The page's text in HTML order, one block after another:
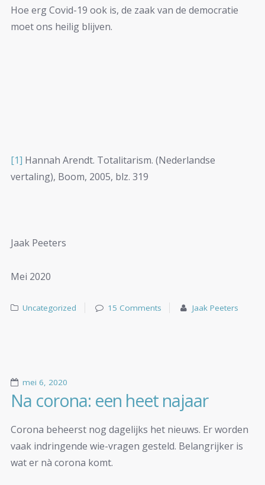
Hoe erg Covid-19 ook is, de zaak van de democratie
moet ons heilig blijven.
[1] Hannah Arendt. Totalitarism. (Nederlandse
vertaling), Boom, 2005, blz. 319
Jaak Peeters
Mei 2020
Uncategorized 15 Comments Jaak Peeters
mei 6, 2020
Na corona: een heet najaar
Corona beheerst nog dagelijks het nieuws. Er worden
vaak indringende wie-vragen gesteld. Belangrijker is
wat er nà corona komt.